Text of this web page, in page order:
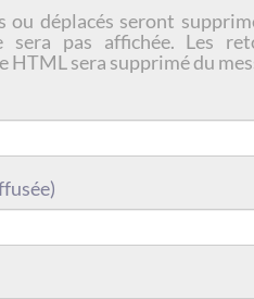
ou déplacés seront
sera pas affichée. Les
sera supprimé du